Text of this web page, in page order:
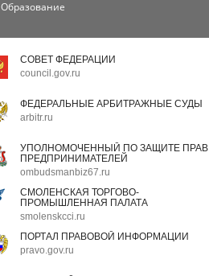
Образование
СОВЕТ ФЕДЕРАЦИИ
council.gov.ru
ФЕДЕРАЛЬНЫЕ АРБИТРАЖНЫЕ СУДЫ
arbitr.ru
УПОЛНОМОЧЕННЫЙ ПО ЗАЩИТЕ ПРАВ
ПРЕДПРИНИМАТЕЛЕЙ
ombudsmanbiz67.ru
СМОЛЕНСКАЯ ТОРГОВО-
ПРОМЫШЛЕННАЯ ПАЛАТА
smolenskcci.ru
ПОРТАЛ ПРАВОВОЙ ИНФОРМАЦИИ
pravo.gov.ru